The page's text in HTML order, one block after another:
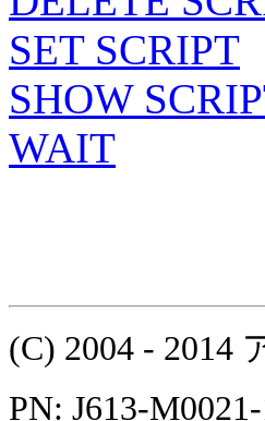
SET SCRIPT
SHOW
WAIT
(C) 2004 -
PN: J613-